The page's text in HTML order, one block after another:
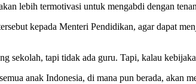
lebih termotivasi untuk mengabdi dengan
kepada Menteri Pendidikan, agar dapat
sekolah, tapi tidak ada guru. Tapi, kalau
anak Indonesia, di mana pun berada, akan